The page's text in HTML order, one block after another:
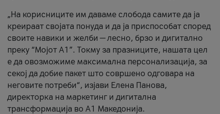
„На корисниците им даваме слобода самите да ја
креираат својата понуда и да ја приспособат според
своите навики и желби — лесно, брзо и дигитално
преку “Мојот А1”. Токму за празниците, нашата цел
е да овозможиме максимална персонализација, за
секој да добие пакет што совршено одговара на
неговите потреби“, изјави Елена Панова,
директорка на маркетинг и дигитална
трансформација во А1 Македонија.